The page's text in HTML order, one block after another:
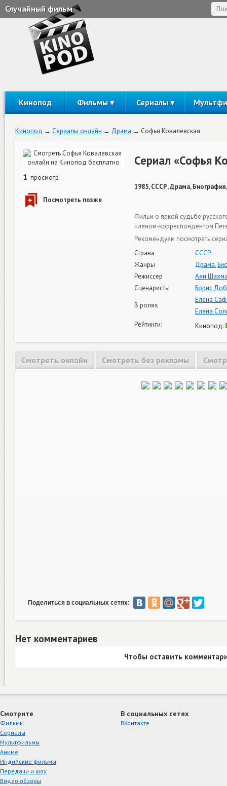
Случайный фильм
Кинопод Фильмы Сериалы
Кинопод Сериалы онлайн Драма Софья Ковалевская
1 просмотр
Сериал «Софья
1985, СССР, Драма,
Фильм о яркой судьбе
членом-корреспондентом
Рекомендуем посмотреть
Страна
СССР
Жанры
Драма,
Режиссер
Аян
Сценаристы
Борис
В ролях
Елена
Елена
Рейтинги:
Кинопод:
Смотреть онлайн Смотреть без рекламы
Поделиться в социальных сетях:
Нет комментариев
Чтобы оставить
Смотрите
Фильмы
Сериалы
Мультфильмы
Аниме
Индийские фильмы
Передачи и шоу
Видео обзоры
В социальных сетях
ВКонтакте